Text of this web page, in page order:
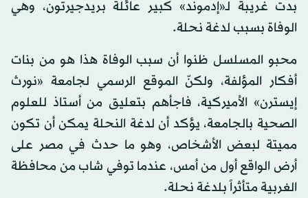
بدت غريبة لـ«إدموند» كبير عائلة بريدجيرتون، وهي
الوفاة بسبب لدغة نحلة.
محبو المسلسل ظنوا أن سبب الوفاة هذا هو من بنات
أفكار المؤلفة، ولكنّ الموقع الرسمي لجامعة «نورث
إيسترن» الأميركية، فاجأهم بتعليق من أستاذ للعلوم
الصحية بالجامعة، يؤكد أن لدغة النحلة يمكن أن تكون
مميتة لبعض الأشخاص، وهو ما حدث في مصر على
أرض الواقع أول من أمس، عندما توفي شاب من محافظة
الغربية متأثراً بلدغة نحلة.